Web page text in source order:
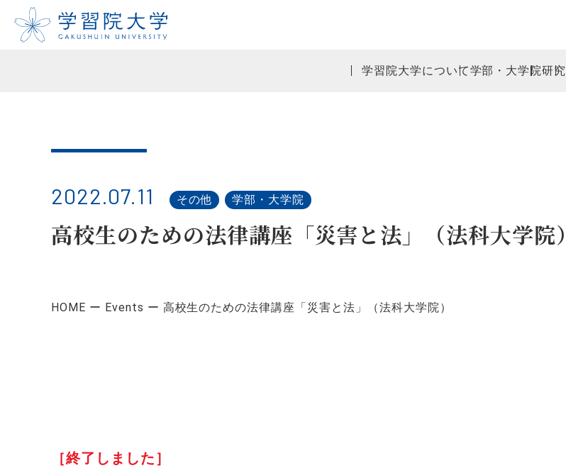
学習院大学について学部・大学院研究
2022.07.11 その他 学部・大学院
高校生のための法律講座「災害と法」（法科大学院）
HOME Events 高校生のための法律講座「災害と法」（法科大学院）
［終了しました］